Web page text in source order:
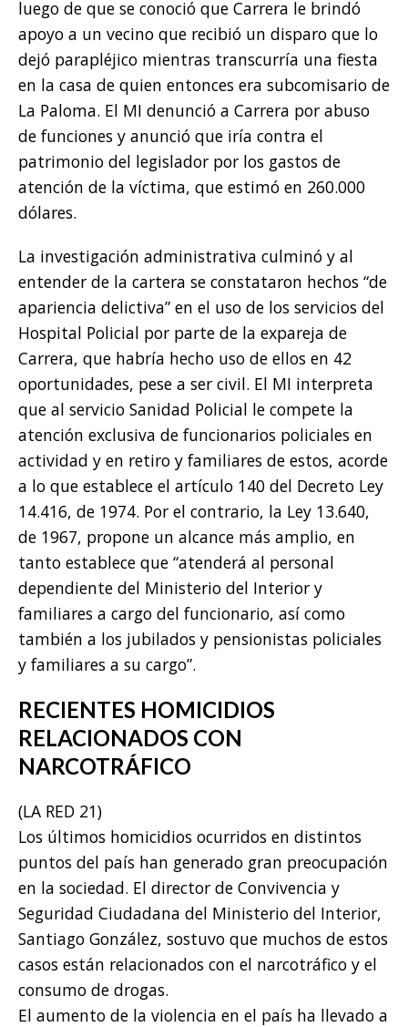
luego de que se conoció que Carrera le brindó
apoyo a un vecino que recibió un disparo que lo
dejó parapléjico mientras transcurría una fiesta
en la casa de quien entonces era subcomisario de
La Paloma. El MI denunció a Carrera por abuso
de funciones y anunció que iría contra el
patrimonio del legislador por los gastos de
atención de la víctima, que estimó en 260.000
dólares.
La investigación administrativa culminó y al
entender de la cartera se constataron hechos “de
apariencia delictiva” en el uso de los servicios del
Hospital Policial por parte de la expareja de
Carrera, que habría hecho uso de ellos en 42
oportunidades, pese a ser civil. El MI interpreta
que al servicio Sanidad Policial le compete la
atención exclusiva de funcionarios policiales en
actividad y en retiro y familiares de estos, acorde
a lo que establece el artículo 140 del Decreto Ley
14.416, de 1974. Por el contrario, la Ley 13.640,
de 1967, propone un alcance más amplio, en
tanto establece que “atenderá al personal
dependiente del Ministerio del Interior y
familiares a cargo del funcionario, así como
también a los jubilados y pensionistas policiales
y familiares a su cargo”.
RECIENTES HOMICIDIOS
RELACIONADOS CON
NARCOTRÁFICO
(LA RED 21)
Los últimos homicidios ocurridos en distintos
puntos del país han generado gran preocupación
en la sociedad. El director de Convivencia y
Seguridad Ciudadana del Ministerio del Interior,
Santiago González, sostuvo que muchos de estos
casos están relacionados con el narcotráfico y el
consumo de drogas.
El aumento de la violencia en el país ha llevado a